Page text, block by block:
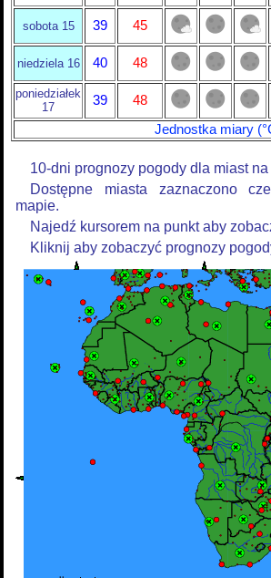
sobota 15 39 45
niedziela 16 40 48
poniedziałek
17
39
48
Jednostka miary
10-dni prognozy pogody dla miast na
Dostępne miasta zaznaczono
mapie.
Najedź kursorem na punkt aby
Kliknij aby zobaczyć prognozy